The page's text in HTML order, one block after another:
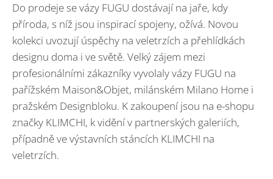
Do prodeje se vázy FUGU dostávají na jaře, kdy
příroda, s níž jsou inspirací spojeny, ožívá. Novou
kolekci uvozují úspěchy na veletrzích a přehlídkách
designu doma i ve světě. Velký zájem mezi
profesionálními zákazníky vyvolaly vázy FUGU na
pařížském Maison&Objet, milánském Milano Home i
pražském Designbloku. K zakoupení jsou na e-shopu
značky KLIMCHI, k vidění v partnerských galeriích,
případně ve výstavních stáncích KLIMCHI na
veletrzích.